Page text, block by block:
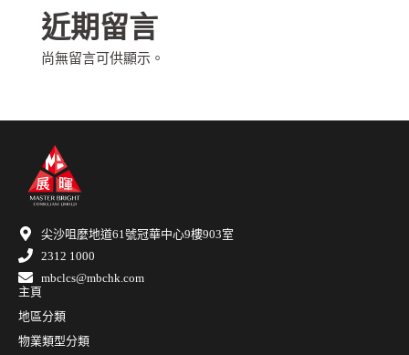
近期留言
尚無留言可供顯示。
尖沙咀麼地道61號冠華中心9樓903室
2312 1000
mbclcs@mbchk.com
主頁
地區分類
物業類型分類